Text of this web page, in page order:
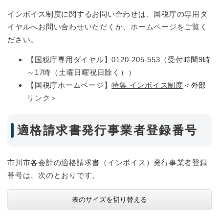
インボイス制度に関するお問い合わせは、国税庁の専用ダ
イヤルへお問い合わせいただくか、ホームページをご覧く
ださい。
【国税庁専用ダイヤル】0120-205-553（受付時間9時
～17時（土曜日曜祝日除く））
【国税庁ホームページ】特集 インボイス制度 ＜外部
リンク＞
適格請求書発行事業者登録番号
市川市各会計の適格請求書（インボイス）発行事業者登録
番号は、次のとおりです。
表のサイズを切り替える